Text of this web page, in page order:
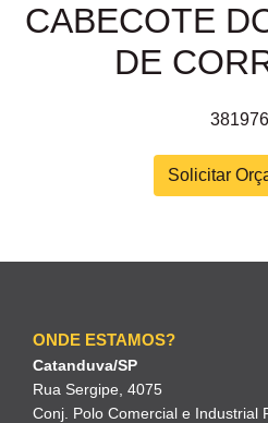
CABECOTE
DE
Solicitar
ONDE ESTAMOS?
Catanduva/SP
Rua Sergipe, 4075
Conj. Polo Comercial e Industrial